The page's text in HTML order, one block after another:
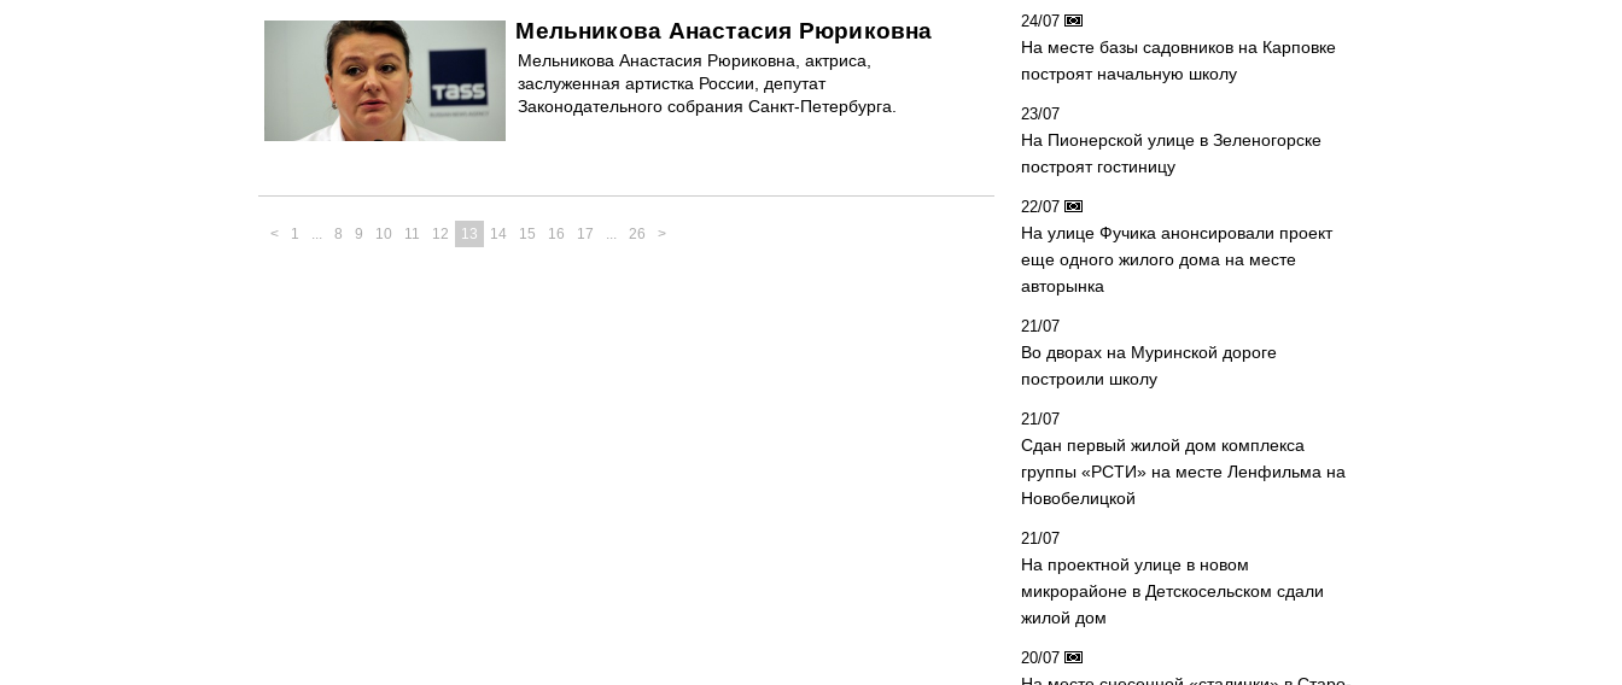
Мельникова Анастасия Рюриковна
Мельникова Анастасия Рюриковна, актриса,
заслуженная артистка России, депутат
Законодательного собрания Санкт-Петербурга.
< 1 ... 8 9 10 11 12 13 14 15 16 17 ... 26 >
24/07
На месте базы садовников на Карповке
построят начальную школу
23/07
На Пионерской улице в Зеленогорске
построят гостиницу
22/07
На улице Фучика анонсировали проект
еще одного жилого дома на месте
авторынка
21/07
Во дворах на Муринской дороге
построили школу
21/07
Сдан первый жилой дом комплекса
группы «РСТИ» на месте Ленфильма на
Новобелицкой
21/07
На проектной улице в новом
микрорайоне в Детскосельском сдали
жилой дом
20/07